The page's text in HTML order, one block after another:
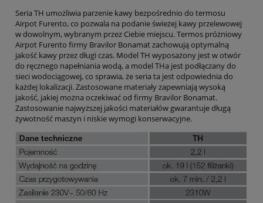
Seria TH umożliwia parzenie kawy bezpośrednio do termosu
Airpot Furento, co pozwala na podanie świeżej kawy przelewowej
w dowolnym, wybranym przez Ciebie miejscu. Termos próżniowy
Airpot Furento firmy Bravilor Bonamat zachowują optymalną
jakość kawy przez długi czas. Model TH wyposażony jest w otwór
do ręcznego napełniania wodą, a model THa jest podłączany do
sieci wodociągowej, co sprawia, że seria ta jest odpowiednia do
każdej lokalizacji. Zastosowane materiały zapewniają wysoką
jakość, jakiej można oczekiwać od firmy Bravilor Bonamat.
Zastosowanie najwyższej jakości materiałów gwarantuje długą
żywotność maszyn i niskie wymogi konserwacyjne.